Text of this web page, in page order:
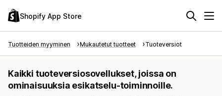
Shopify App Store
Tuotteiden myyminen Mukautetut tuotteet Tuoteversiot
Kaikki tuoteversiosovellukset, joissa on
ominaisuuksia esikatselu-toiminnoille.